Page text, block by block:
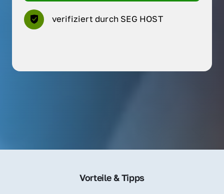
verifiziert durch SEG HOST
Vorteile & Tipps